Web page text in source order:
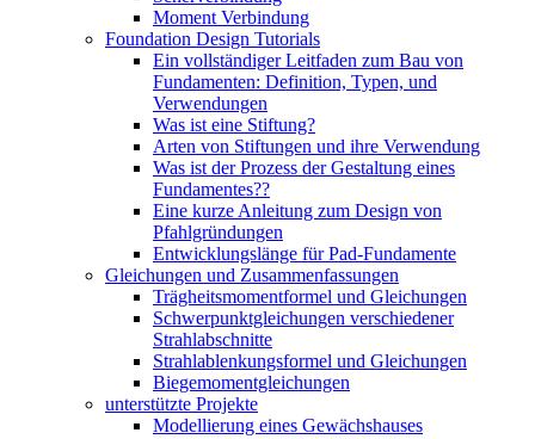
Moment Verbindung
Foundation Design Tutorials
Ein vollständiger Leitfaden zum Bau von
Fundamenten: Definition, Typen, und
Verwendungen
Was ist eine Stiftung?
Arten von Stiftungen und ihre Verwendung
Was ist der Prozess der Gestaltung eines
Fundamentes??
Eine kurze Anleitung zum Design von
Pfahlgründungen
Entwicklungslänge für Pad-Fundamente
Gleichungen und Zusammenfassungen
Trägheitsmomentformel und Gleichungen
Schwerpunktgleichungen verschiedener
Strahlabschnitte
Strahlablenkungsformel und Gleichungen
Biegemomentgleichungen
unterstützte Projekte
Modellierung eines Gewächshauses